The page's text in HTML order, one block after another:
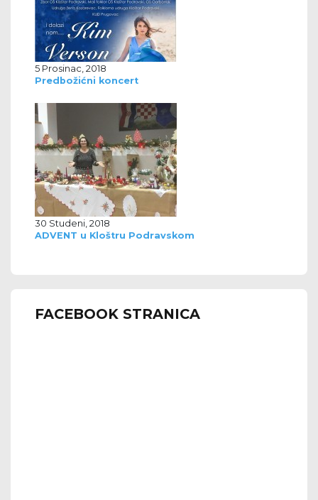
5 Prosinac, 2018
Predbožićni koncert
30 Studeni, 2018
ADVENT u Kloštru Podravskom
FACEBOOK STRANICA